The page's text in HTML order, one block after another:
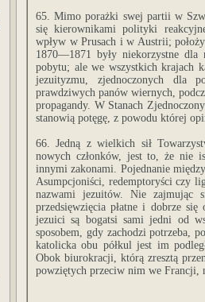
65. Mimo porażki swej partii w
się kierownikami polityki
wpływ w Prusach i w Austrii;
1870—1871 były niekorzystne dla
pobytu; ale we wszystkich krajach
jezuityzmu, zjednoczonych dla
prawdziwych panów wiernych,
propagandy. W Stanach
stanowią potęgę, z powodu której
66. Jedną z wielkich sił
nowych członków, jest to, że nie
innymi zakonami. Pojednanie
Asumpcjoniści, redemptoryści czy
nazwami jezuitów. Nie zajmując
przedsięwzięcia płatne i dobrze się
jezuici są bogatsi sami jedni od
sposobem, gdy zachodzi potrzeba,
katolicka obu półkul jest im
Obok biurokracji, którą zresztą
powziętych przeciw nim we Francji,